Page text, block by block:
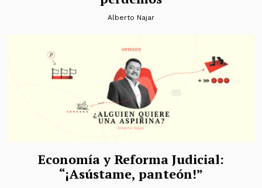
Alberto Najar
Economía y Reforma Judicial:
“¡Asústame, panteón!”